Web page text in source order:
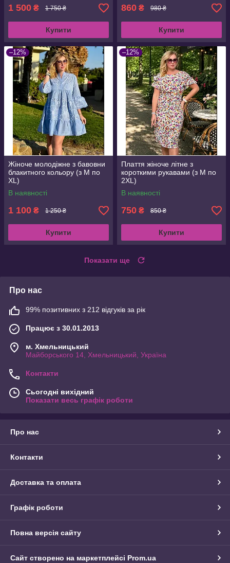
1 500 ₴ 1 750 ₴
Купити
860 ₴ 980 ₴
Купити
–12%
Жіноче молодіжне з бавовни
блакитного кольору (з M по
XL)
В наявності
1 100 ₴ 1 250 ₴
Купити
–12%
Плаття жіноче літне з
короткими рукавами (з M по
2XL)
В наявності
750 ₴ 850 ₴
Купити
Показати ще
Про нас
99% позитивних з 212 відгуків за рік
Працює з 30.01.2013
м. Хмельницький
Майборського 14, Хмельницький, Україна
Контакти
Сьогодні вихідний
Показати весь графік роботи
Про нас
Контакти
Доставка та оплата
Графік роботи
Повна версія сайту
Сайт створено на маркетплейсі Prom.ua